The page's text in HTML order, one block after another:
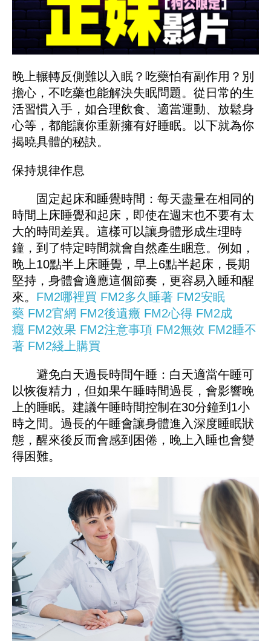
晚上輾轉反側難以入眠？吃藥怕有副作用？別
擔心，不吃藥也能解決失眠問題。從日常的生
活習慣入手，如合理飲食、適當運動、放鬆身
心等，都能讓你重新擁有好睡眠。以下就為你
揭曉具體的秘訣。
保持規律作息
固定起床和睡覺時間：每天盡量在相同的
時間上床睡覺和起床，即使在週末也不要有太
大的時間差異。這樣可以讓身體形成生理時
鐘，到了特定時間就會自然產生睏意。例如，
晚上10點半上床睡覺，早上6點半起床，長期
堅持，身體會適應這個節奏，更容易入睡和醒
來。 FM2哪裡買 FM2多久睡著 FM2安眠
藥 FM2官網 FM2後遺癥 FM2心得 FM2成
癮 FM2效果 FM2注意事項 FM2無效 FM2睡不
著 FM2綫上購買
避免白天過長時間午睡：白天適當午睡可
以恢復精力，但如果午睡時間過長，會影響晚
上的睡眠。建議午睡時間控制在30分鐘到1小
時之間。過長的午睡會讓身體進入深度睡眠狀
態，醒來後反而會感到困倦，晚上入睡也會變
得困難。